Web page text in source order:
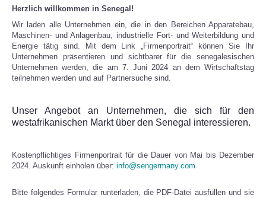
Herzlich willkommen in Senegal!
Wir laden alle Unternehmen ein, die in den Bereichen Apparatebau,
Maschinen- und Anlagenbau, industrielle Fort- und Weiterbildung und
Energie tätig sind. Mit dem Link „Firmenportrait“ können Sie Ihr
Unternehmen präsentieren und sichtbarer für die senegalesischen
Unternehmen werden, die am 7. Juni 2024 an dem Wirtschaftstag
teilnehmen werden und auf Partnersuche sind.
Unser Angebot an Unternehmen, die sich für den
westafrikanischen Markt über den Senegal interessieren.
Kostenpflichtiges Firmenportrait für die Dauer von Mai bis Dezember
2024. Auskunft einholen über: info@sengermany.com
Bitte folgendes Formular runterladen, die PDF-Datei ausfüllen und sie